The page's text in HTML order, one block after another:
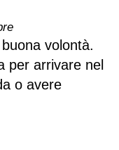
volontà.
per arrivare nel
o avere